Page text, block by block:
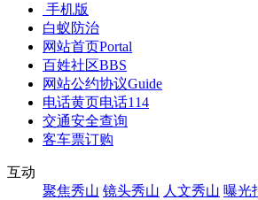
手机版
白蚁防治
网站首页Portal
百姓社区BBS
网站公约协议Guide
电话黄页电话114
交通安全查询
客车票订购
互动
聚焦秀山 镜头秀山 人文秀山 曝光